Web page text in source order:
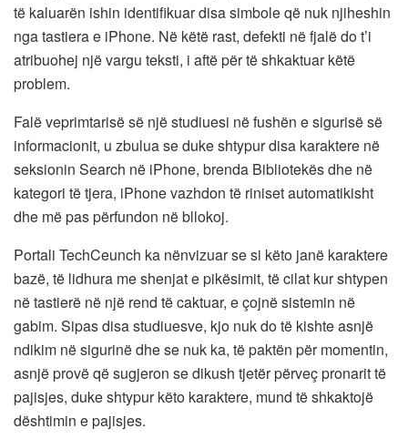
të kaluarën ishin identifikuar disa simbole që nuk njiheshin
nga tastiera e iPhone. Në këtë rast, defekti në fjalë do t’i
atribuohej një vargu teksti, i aftë për të shkaktuar këtë
problem.
Falë veprimtarisë së një studiuesi në fushën e sigurisë së
informacionit, u zbulua se duke shtypur disa karaktere në
seksionin Search në iPhone, brenda Bibliotekës dhe në
kategori të tjera, iPhone vazhdon të riniset automatikisht
dhe më pas përfundon në bllokoj.
Portali TechCeunch ka nënvizuar se si këto janë karaktere
bazë, të lidhura me shenjat e pikësimit, të cilat kur shtypen
në tastierë në një rend të caktuar, e çojnë sistemin në
gabim. Sipas disa studiuesve, kjo nuk do të kishte asnjë
ndikim në sigurinë dhe se nuk ka, të paktën për momentin,
asnjë provë që sugjeron se dikush tjetër përveç pronarit të
pajisjes, duke shtypur këto karaktere, mund të shkaktojë
dështimin e pajisjes.